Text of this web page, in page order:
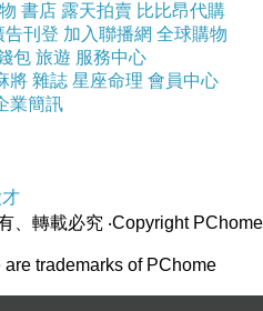
、袋鼠式、後背式...等揹法
減輕手臂負擔
支撐更省力! 大寶二寶都討抱抱
可收納隨身小物
護頸部/可拆除涼爽透氣
書店 露天拍賣 比比昂代購
告刊登 加入聯播網 全球購物
包 旅遊 服務中心
將 雜誌 星座命理 會員中心
業簡訊
、轉載必究 ‧Copyright PChome
trademarks of PChome